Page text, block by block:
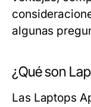
algunas
¿Qué son
Las Laptops